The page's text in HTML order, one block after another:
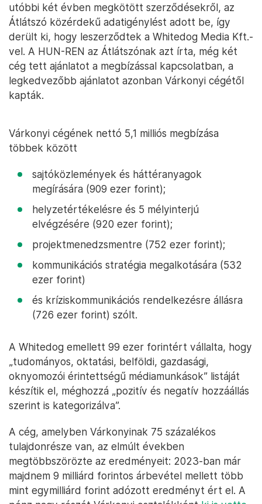
utóbbi két évben megkötött szerződésekről, az
Átlátszó közérdekű adatigénylést adott be, így
derült ki, hogy leszerződtek a Whitedog Media Kft.-
vel. A HUN-REN az Átlátszónak azt írta, még két
cég tett ajánlatot a megbízással kapcsolatban, a
legkedvezőbb ajánlatot azonban Várkonyi cégétől
kapták.
Várkonyi cégének nettó 5,1 milliós megbízása
többek között
sajtóközlemények és háttéranyagok
megírására (909 ezer forint);
helyzetértékelésre és 5 mélyinterjú
elvégzésére (920 ezer forint);
projektmenedzsmentre (752 ezer forint);
kommunikációs stratégia megalkotására (532
ezer forint)
és kríziskommunikációs rendelkezésre állásra
(726 ezer forint) szólt.
A Whitedog emellett 99 ezer forintért vállalta, hogy
„tudományos, oktatási, belföldi, gazdasági,
oknyomozói érintettségű médiamunkások” listáját
készítik el, méghozzá „pozitív és negatív hozzáállás
szerint is kategorizálva”.
A cég, amelyben Várkonyinak 75 százalékos
tulajdonrésze van, az elmúlt években
megtöbbszörözte az eredményeit: 2023-ban már
majdnem 9 milliárd forintos árbevétel mellett több
mint egymilliárd forint adózott eredményt ért el. A